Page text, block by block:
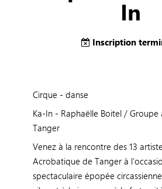
In
Inscription
Cirque - danse
Ka-In - Raphaëlle Boitel /
Tanger
Venez à la rencontre des 13
Acrobatique de Tanger à
spectaculaire épopée